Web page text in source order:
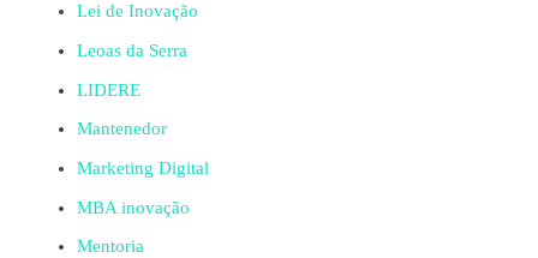
Lei de Inovação
Leoas da Serra
LIDERE
Mantenedor
Marketing Digital
MBA inovação
Mentoria